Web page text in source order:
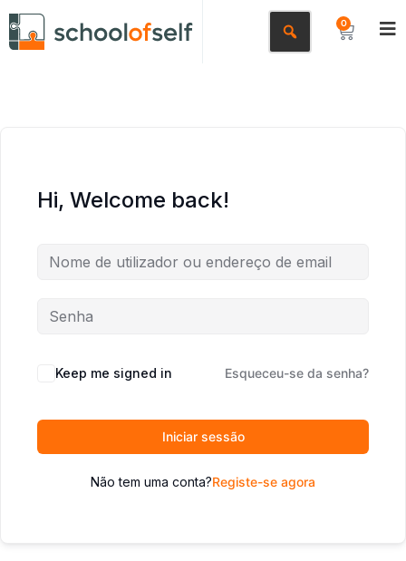
0
Hi, Welcome back!
Keep me signed in Esqueceu-se da senha?
Iniciar sessão
Não tem uma conta?Registe-se agora